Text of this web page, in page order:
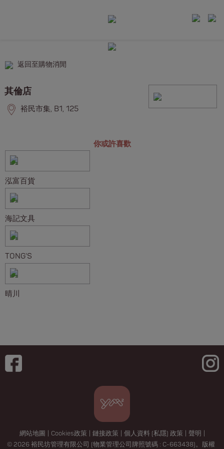
返回至購物消閒
其倫店
裕民市集, B1, 125
你或許喜歡
泓富百貨
海記文具
TONG'S
晴川
網站地圖 Cookies政策 鏈接政策 個人資料 (私隱) 政策 聲明
© 2026 裕民坊管理有限公司 (物業管理公司牌照號碼 : C-663438)。版權